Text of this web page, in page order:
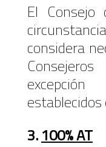
El Consejo
considera
3.100% AT